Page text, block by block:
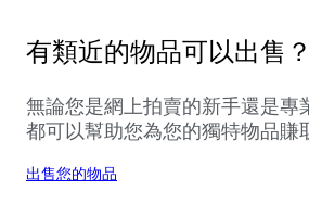
有類近的物品可以出售？
無論您是網上拍賣的新手還是專
都可以幫助您為您的獨特物品賺
出售您的物品